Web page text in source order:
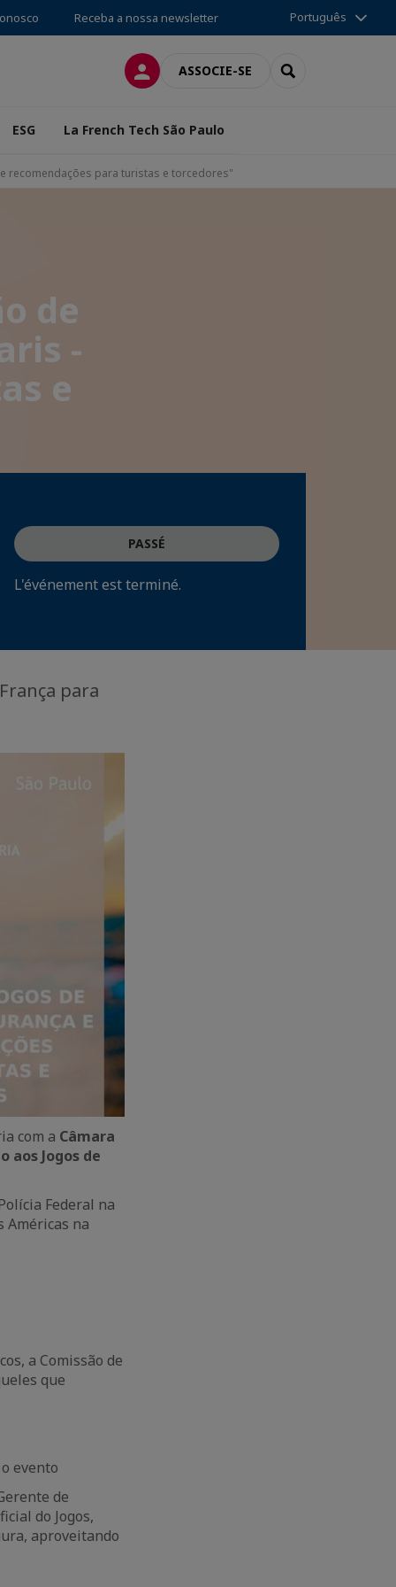
Receba a nossa newsletter Português
CONEXÃOASSOCIE-SE SEARCH
ESG La French Tech São Paulo
recomendações para turistas e torcedores"
de
-
e
PASSÉ
L'événement est terminé.
para
com a Câmara
aos Jogos de
Federal na
Américas na
a Comissão de
que
evento
de
do Jogos,
aproveitando